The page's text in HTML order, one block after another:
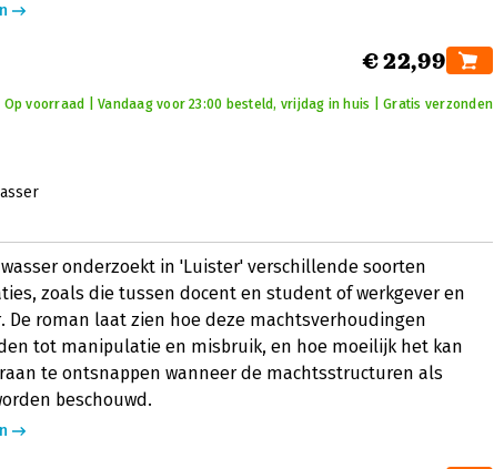
€ 22,99
Op voorraad | Vandaag voor 23:00 besteld, vrijdag in huis | Gratis verzonden
onderzoekt in 'Luister' verschillende soorten
zoals die tussen docent en student of werkgever en
De roman laat zien hoe deze machtsverhoudingen
tot manipulatie en misbruik, en hoe moeilijk het kan
te ontsnappen wanneer de machtsstructuren als
beschouwd.